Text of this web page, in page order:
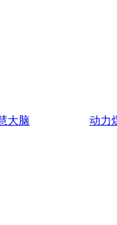
大脑 动力